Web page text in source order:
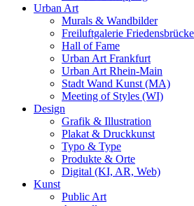
Urban Art
Murals & Wandbilder
Freiluftgalerie Friedensbrücke
Hall of Fame
Urban Art Frankfurt
Urban Art Rhein-Main
Stadt Wand Kunst (MA)
Meeting of Styles (WI)
Design
Grafik & Illustration
Plakat & Druckkunst
Typo & Type
Produkte & Orte
Digital (KI, AR, Web)
Kunst
Public Art